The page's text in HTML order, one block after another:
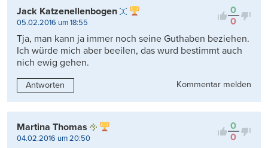
0
0
Jack Katzenellenbogen
05.02.2016 um 18:55
Tja, man kann ja immer noch seine Guthaben beziehen.
Ich würde mich aber beeilen, das wurd bestimmt auch
nich ewig gehen.
Antworten Kommentar melden
0
0
Martina Thomas
04.02.2016 um 20:50